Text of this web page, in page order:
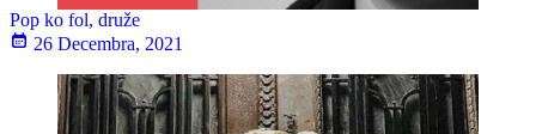
Pop ko fol, druže
26 Decembra, 2021